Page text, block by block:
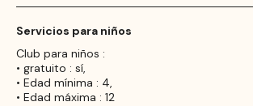
Servicios para niños
Club para niños :
• gratuito : sí,
• Edad mínima : 4,
• Edad máxima : 12